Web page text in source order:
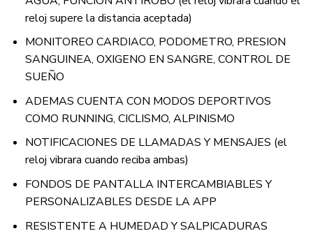
reloj supere la distancia aceptada)
MONITOREO CARDIACO, PODOMETRO, PRESION
SANGUINEA, OXIGENO EN SANGRE, CONTROL DE
SUEÑO
ADEMAS CUENTA CON MODOS DEPORTIVOS
COMO RUNNING, CICLISMO, ALPINISMO
NOTIFICACIONES DE LLAMADAS Y MENSAJES (el
reloj vibrara cuando reciba ambas)
FONDOS DE PANTALLA INTERCAMBIABLES Y
PERSONALIZABLES DESDE LA APP
RESISTENTE A HUMEDAD Y SALPICADURAS